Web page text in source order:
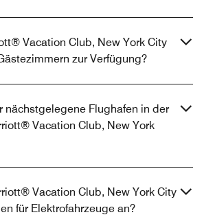
Vacation Club, New York City
zur Verfügung?
nächstgelegene Flughafen in der
Vacation Club, New York
Vacation Club, New York City
für Elektrofahrzeuge an?